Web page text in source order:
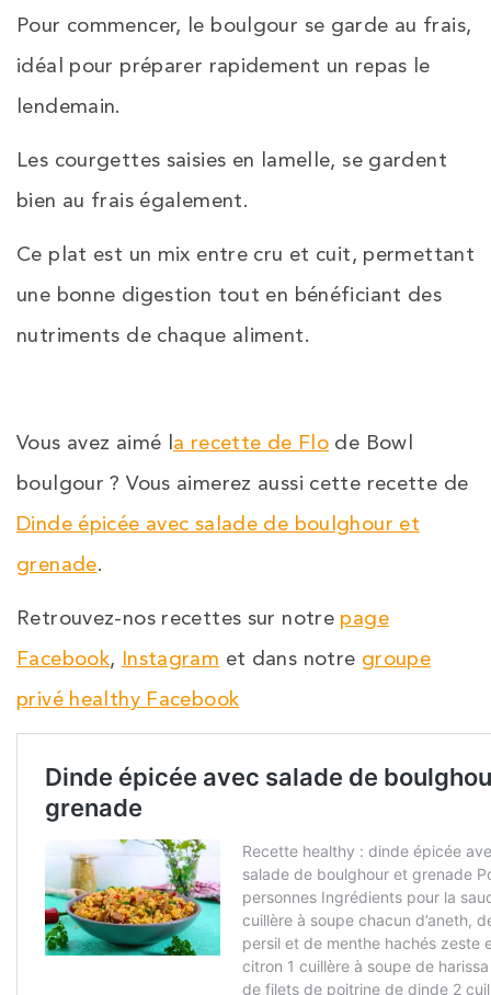
Pour commencer, le boulgour se garde au frais,
idéal pour préparer rapidement un repas le
lendemain.
Les courgettes saisies en lamelle, se gardent
bien au frais également.
Ce plat est un mix entre cru et cuit, permettant
une bonne digestion tout en bénéficiant des
nutriments de chaque aliment.
Vous avez aimé l a recette de Flo de Bowl
boulgour ? Vous aimerez aussi cette recette de
Dinde épicée avec salade de boulghour et
grenade.
Retrouvez-nos recettes sur notre page
Facebook, Instagram et dans notre groupe
privé healthy Facebook